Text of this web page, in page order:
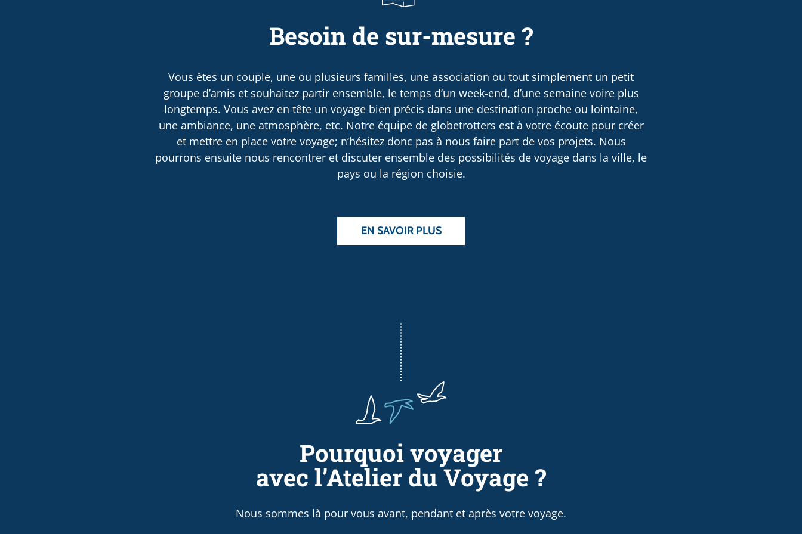
Besoin de sur-mesure ?
Vous êtes un couple, une ou plusieurs familles, une association ou tout simplement un petit
groupe d’amis et souhaitez partir ensemble, le temps d’un week-end, d’une semaine voire plus
longtemps. Vous avez en tête un voyage bien précis dans une destination proche ou lointaine,
une ambiance, une atmosphère, etc. Notre équipe de globetrotters est à votre écoute pour créer
et mettre en place votre voyage; n’hésitez donc pas à nous faire part de vos projets. Nous
pourrons ensuite nous rencontrer et discuter ensemble des possibilités de voyage dans la ville, le
pays ou la région choisie.
EN SAVOIR PLUS
Pourquoi voyager
avec l’Atelier du Voyage ?
Nous sommes là pour vous avant, pendant et après votre voyage.